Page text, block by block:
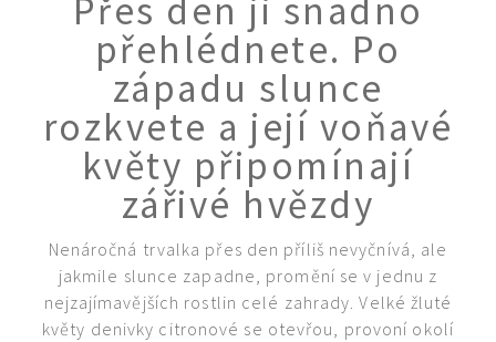
KVÍZY A TESTY
Přes den ji snadno
přehlédnete. Po
západu slunce
rozkvete a její voňavé
květy připomínají
zářivé hvězdy
Nenáročná trvalka přes den příliš nevyčnívá, ale
jakmile slunce zapadne, promění se v jednu z
nejzajímavějších rostlin celé zahrady. Velké žluté
květy denivky citronové se otevřou, provoní okolí